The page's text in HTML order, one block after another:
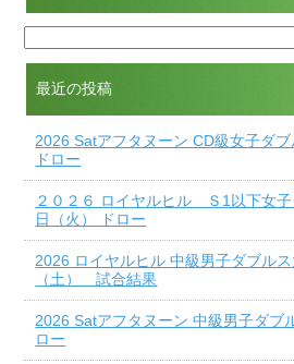
最近の投稿
2026 Satアフタヌーン CD級女子ダ
ドロー
２０２６ ロイヤルヒル Ｓ1以下女
日（火） ドロー
2026 ロイヤルヒル 中級男子ダブル
（土） 試合結果
2026 Satアフタヌーン 中級男子ダブ
ロー